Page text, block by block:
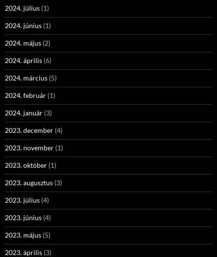
2024. július (1)
2024. június (1)
2024. május (2)
2024. április (6)
2024. március (5)
2024. február (1)
2024. január (3)
2023. december (4)
2023. november (1)
2023. október (1)
2023. augusztus (3)
2023. július (4)
2023. június (4)
2023. május (5)
2023. április (3)